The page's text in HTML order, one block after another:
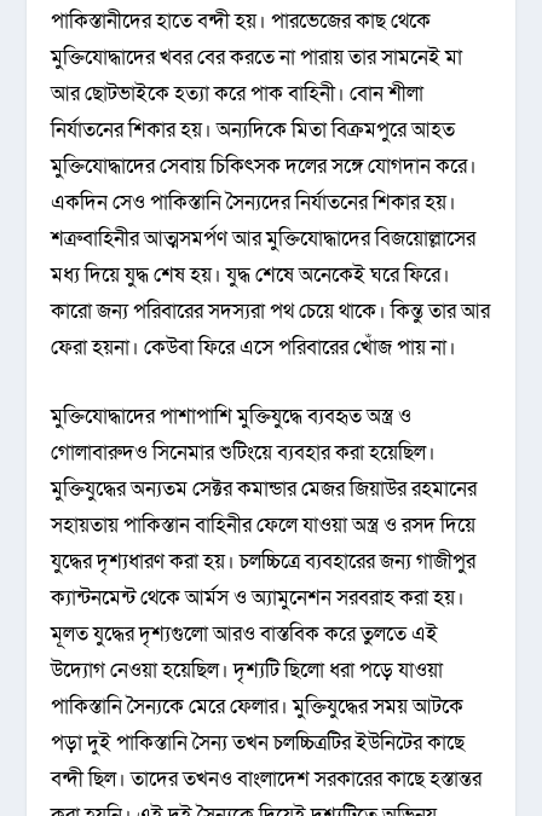
পাকিস্তানীদের হাতে বন্দী হয়। পারভেজের কাছ থেকে
মুক্তিযোদ্ধাদের খবর বের করতে না পারায় তার সামনেই মা
আর ছোটভাইকে হত্যা করে পাক বাহিনী। বোন শীলা
নির্যাতনের শিকার হয়। অন্যদিকে মিতা বিক্রমপুরে আহত
মুক্তিযোদ্ধাদের সেবায় চিকিৎসক দলের সঙ্গে যোগদান করে।
একদিন সেও পাকিস্তানি সৈন্যদের নির্যাতনের শিকার হয়।
শত্রুবাহিনীর আত্মসমর্পণ আর মুক্তিযোদ্ধাদের বিজয়োল্লাসের
মধ্য দিয়ে যুদ্ধ শেষ হয়। যুদ্ধ শেষে অনেকেই ঘরে ফিরে।
কারো জন্য পরিবারের সদস্যরা পথ চেয়ে থাকে। কিন্তু তার আর
ফেরা হয়না। কেউবা ফিরে এসে পরিবারের খোঁজ পায় না।
মুক্তিযোদ্ধাদের পাশাপাশি মুক্তিযুদ্ধে ব্যবহৃত অস্ত্র ও
গোলাবারুদও সিনেমার শুটিংয়ে ব্যবহার করা হয়েছিল।
মুক্তিযুদ্ধের অন্যতম সেক্টর কমান্ডার মেজর জিয়াউর রহমানের
সহায়তায় পাকিস্তান বাহিনীর ফেলে যাওয়া অস্ত্র ও রসদ দিয়ে
যুদ্ধের দৃশ্যধারণ করা হয়। চলচ্চিত্রে ব্যবহারের জন্য গাজীপুর
ক্যান্টনমেন্ট থেকে আর্মস ও অ্যামুনেশন সরবরাহ করা হয়।
মূলত যুদ্ধের দৃশ্যগুলো আরও বাস্তবিক করে তুলতে এই
উদ্যোগ নেওয়া হয়েছিল। দৃশ্যটি ছিলো ধরা পড়ে যাওয়া
পাকিস্তানি সৈন্যকে মেরে ফেলার। মুক্তিযুদ্ধের সময় আটকে
পড়া দুই পাকিস্তানি সৈন্য তখন চলচ্চিত্রটির ইউনিটের কাছে
বন্দী ছিল। তাদের তখনও বাংলাদেশ সরকারের কাছে হস্তান্তর